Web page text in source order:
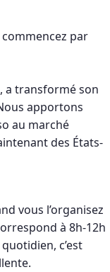
par
a transformé son
apportons
au marché
des États-
vous l’organisez
à 8h-12h
c’est